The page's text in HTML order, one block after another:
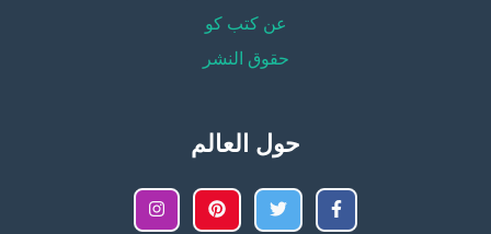
عن كتب كو
حقوق النشر
حول العالم